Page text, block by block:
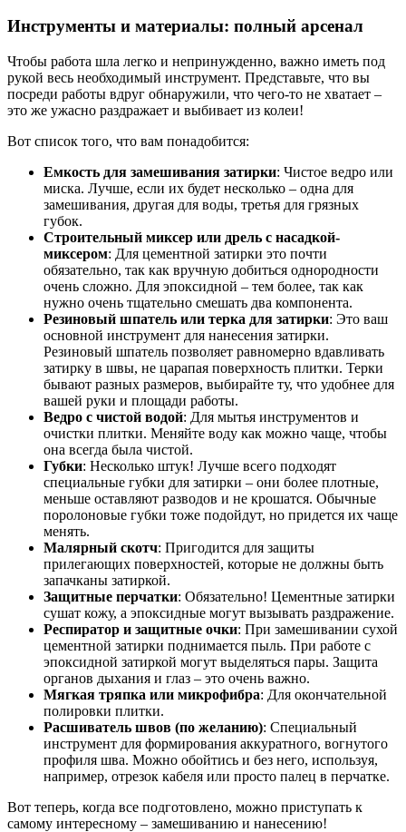
Инструменты и материалы: полный арсенал
Чтобы работа шла легко и непринужденно, важно иметь под
рукой весь необходимый инструмент. Представьте, что вы
посреди работы вдруг обнаружили, что чего-то не хватает –
это же ужасно раздражает и выбивает из колеи!
Вот список того, что вам понадобится:
Емкость для замешивания затирки: Чистое ведро или
миска. Лучше, если их будет несколько – одна для
замешивания, другая для воды, третья для грязных
губок.
Строительный миксер или дрель с насадкой-
миксером: Для цементной затирки это почти
обязательно, так как вручную добиться однородности
очень сложно. Для эпоксидной – тем более, так как
нужно очень тщательно смешать два компонента.
Резиновый шпатель или терка для затирки: Это ваш
основной инструмент для нанесения затирки.
Резиновый шпатель позволяет равномерно вдавливать
затирку в швы, не царапая поверхность плитки. Терки
бывают разных размеров, выбирайте ту, что удобнее для
вашей руки и площади работы.
Ведро с чистой водой: Для мытья инструментов и
очистки плитки. Меняйте воду как можно чаще, чтобы
она всегда была чистой.
Губки: Несколько штук! Лучше всего подходят
специальные губки для затирки – они более плотные,
меньше оставляют разводов и не крошатся. Обычные
поролоновые губки тоже подойдут, но придется их чаще
менять.
Малярный скотч: Пригодится для защиты
прилегающих поверхностей, которые не должны быть
запачканы затиркой.
Защитные перчатки: Обязательно! Цементные затирки
сушат кожу, а эпоксидные могут вызывать раздражение.
Респиратор и защитные очки: При замешивании сухой
цементной затирки поднимается пыль. При работе с
эпоксидной затиркой могут выделяться пары. Защита
органов дыхания и глаз – это очень важно.
Мягкая тряпка или микрофибра: Для окончательной
полировки плитки.
Расшиватель швов (по желанию): Специальный
инструмент для формирования аккуратного, вогнутого
профиля шва. Можно обойтись и без него, используя,
например, отрезок кабеля или просто палец в перчатке.
Вот теперь, когда все подготовлено, можно приступать к
самому интересному – замешиванию и нанесению!